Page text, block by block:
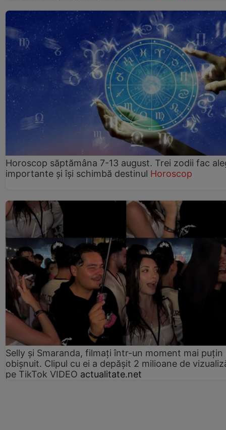
Horoscop săptămâna 7-13 august. Trei zodii fac
importante și își schimbă destinul Horoscop
Selly și Smaranda, filmați într-un moment mai puțin
obișnuit. Clipul cu ei a depășit 2 milioane de
pe TikTok VIDEO actualitate.net